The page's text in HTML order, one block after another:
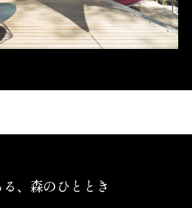
、森のひととき